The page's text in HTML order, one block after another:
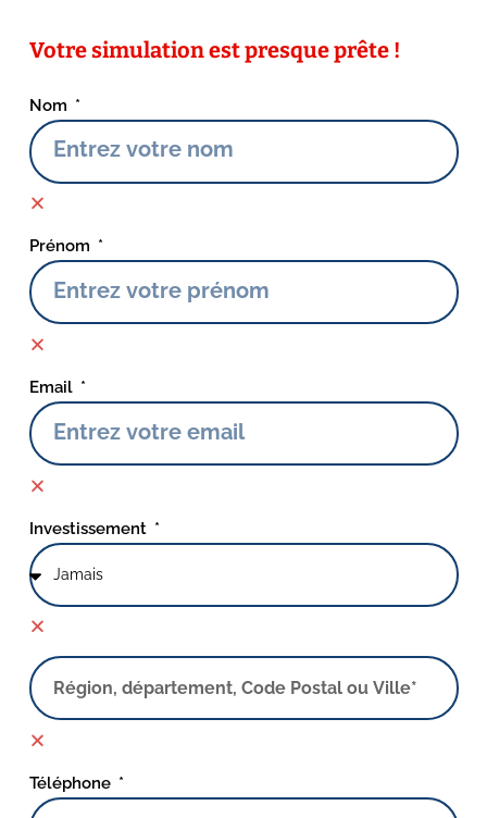
Votre simulation est presque prête !
Nom
Prénom
Email
Investissement
Téléphone